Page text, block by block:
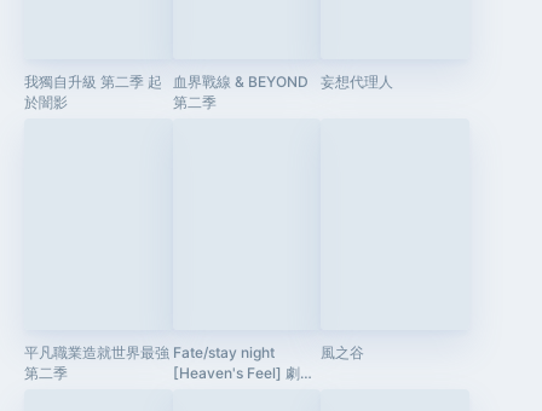
我獨自升級 第二季 起
於闇影
血界戰線 & BEYOND
第二季
妄想代理人
平凡職業造就世界最強
第二季
Fate/stay night
[Heaven's Feel] 劇場
風之谷